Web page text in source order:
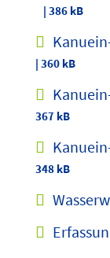
| 386 kB
| 360 kB
367 kB
348 kB